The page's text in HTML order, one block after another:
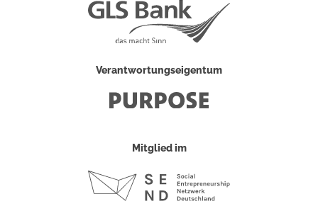
Verantwortungseigentum
Mitglied im